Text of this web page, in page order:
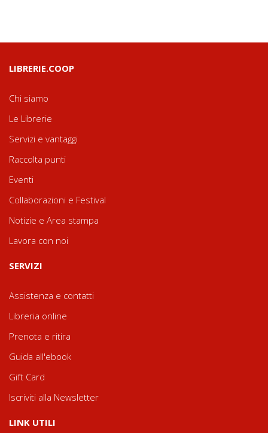
LIBRERIE.COOP
Chi siamo
Le Librerie
Servizi e vantaggi
Raccolta punti
Eventi
Collaborazioni e Festival
Notizie e Area stampa
Lavora con noi
SERVIZI
Assistenza e contatti
Libreria online
Prenota e ritira
Guida all'ebook
Gift Card
Iscriviti alla Newsletter
LINK UTILI